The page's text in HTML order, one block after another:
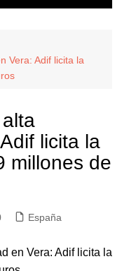
Vera: Adif licita la
licita la
millones de
España